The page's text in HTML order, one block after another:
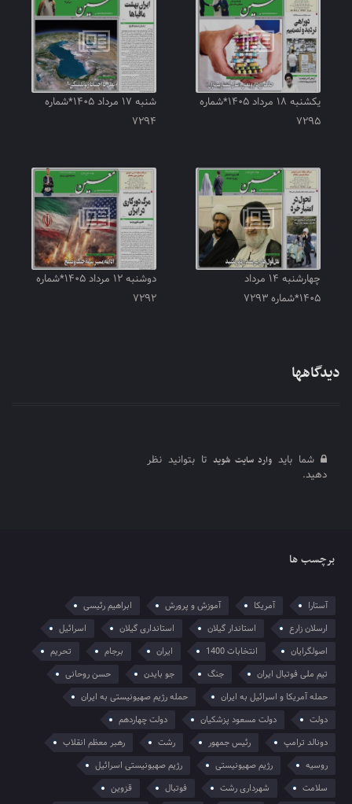
یکشنبه ۱۸ مرداد ۱۴۰۵*شماره
۷۲۹۵
شنبه ۱۷ مرداد ۱۴۰۵*شماره
۷۲۹۴
چهارشنبه ۱۴ مرداد
۱۴۰۵*شماره ۷۲۹۳
دوشنبه ۱۲ مرداد ۱۴۰۵*شماره
۷۲۹۲
دیدگاهها
شما باید وارد سایت شوید تا بتوانید نظر
دهید.
برچسب ها
آستارا آمریکا آموزش و پرورش
ابراهیم رئیسی
ارسلان زارع
استاندار گیلان استانداری گیلان
اسرائیل
اصولگرایان
انتخابات 1400 ایران برجام
تحریم
تیم ملی فوتبال ایران
جنگ جو بایدن
حسن روحانی
حمله آمریکا و اسرائیل به ایران
حمله رژیم صهیونیستی به ایران
دولت
دولت مسعود پزشکیان
دولت چهاردهم
دونالد ترامپ
رئیس جمهور رشت
رهبر معظم انقلاب
روسیه
رژیم صهیونیستی
رژیم صهیونیستی اسرائیل
سلامت
شهرداری رشت فوتبال قزوین